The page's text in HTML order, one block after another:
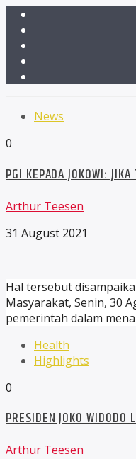
News
0
PGI KEPADA JOKOWI:
Arthur Teesen
31 August 2021
Hal tersebut
Masyarakat, Senin, 30
pemerintah dalam
Health
Highlights
0
PRESIDEN JOKO
Arthur Teesen